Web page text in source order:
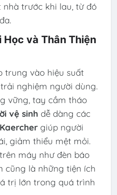
trước khi lau, từ đó
Học và Thân Thiện
trung vào hiệu suất
nghiệm người dùng.
vững, tay cầm tháo
vệ sinh dễ dàng các
giúp người
giảm thiểu mệt mỏi.
máy như đèn báo
cũng là những tiện ích
trị lớn trong quá trình